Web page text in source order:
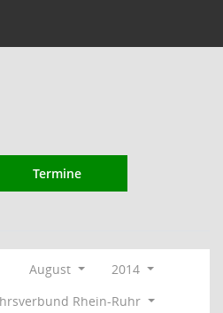
Termine
August
2014
Rhein-Ruhr